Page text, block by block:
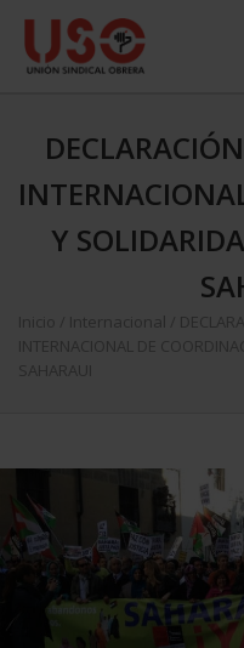
Y
Inicio Internacional
INTERNACIONAL DE
SAHARAUI